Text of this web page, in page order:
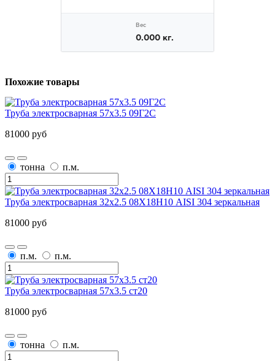
Похожие товары
Труба электросварная 57х3.5 09Г2С
81000 руб
тонна п.м.
Труба электросварная 32х2.5 08Х18Н10 AISI 304 зеркальная
81000 руб
п.м. п.м.
Труба электросварная 57х3.5 ст20
81000 руб
тонна п.м.